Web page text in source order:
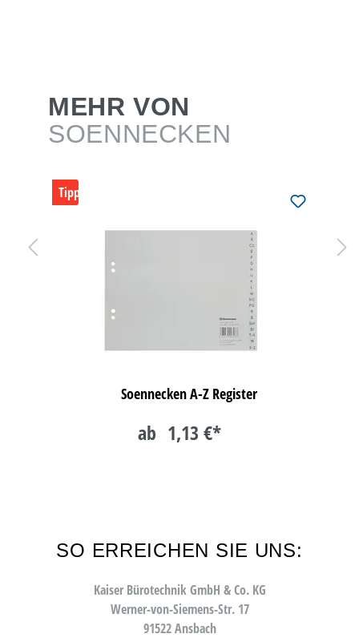
MEHR VON
SOENNECKEN
Tipp
Soennecken A-Z Register
ab 1,13 €*
SO ERREICHEN SIE UNS:
Kaiser Bürotechnik GmbH & Co. KG
Werner-von-Siemens-Str. 17
91522 Ansbach